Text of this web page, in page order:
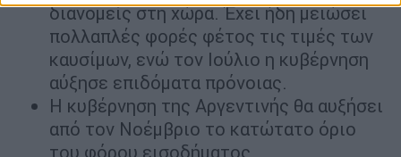
διανομείς στη χώρα. Έχει ήδη μειώσει
πολλαπλές φορές φέτος τις τιμές των
καυσίμων, ενώ τον Ιούλιο η κυβέρνηση
αύξησε επιδόματα πρόνοιας.
Η κυβέρνηση της Αργεντινής θα αυξήσει
από τον Νοέμβριο το κατώτατο όριο
του φόρου εισοδήματος.